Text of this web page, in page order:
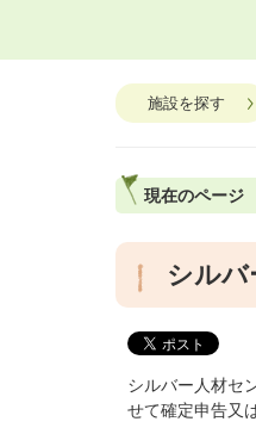
施設を探す
現在のページ
シルバ
シルバー人材セ
せて確定申告又